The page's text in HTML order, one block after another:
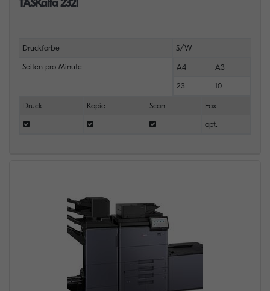
TASKalfa 2321
Druckfarbe S/W
Seiten pro Minute A4 A3
23 10
Druck Kopie Scan Fax
opt.